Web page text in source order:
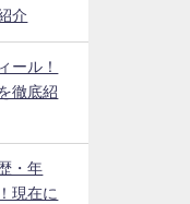
介
ール！
徹底紹
・年
現在に